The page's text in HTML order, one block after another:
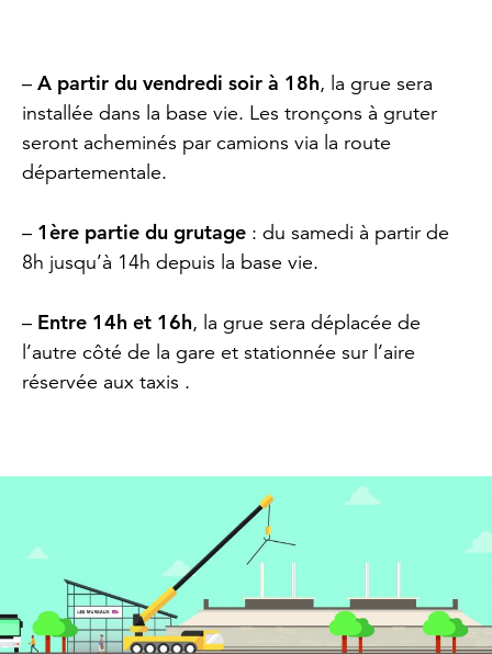
– A partir du vendredi soir à 18h, la grue sera
installée dans la base vie. Les tronçons à gruter
seront acheminés par camions via la route
départementale.
– 1ère partie du grutage : du samedi à partir de
8h jusqu’à 14h depuis la base vie.
– Entre 14h et 16h, la grue sera déplacée de
l’autre côté de la gare et stationnée sur l’aire
réservée aux taxis .